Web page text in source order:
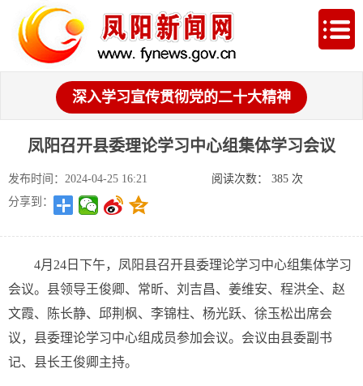
深入学习宣传贯彻党的二十大精神
凤阳召开县委理论学习中心组集体学习会议
发布时间：2024-04-25 16:21 阅读次数： 385 次
分享到：
4月24日下午，凤阳县召开县委理论学习中心组集体学习
会议。县领导王俊卿、常昕、刘吉昌、姜维安、程洪全、赵
文霞、陈长静、邱荆枫、李锦柱、杨光跃、徐玉松出席会
议，县委理论学习中心组成员参加会议。会议由县委副书
记、县长王俊卿主持。